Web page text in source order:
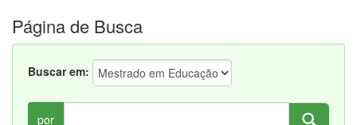
Página de Busca
Buscar em:
por